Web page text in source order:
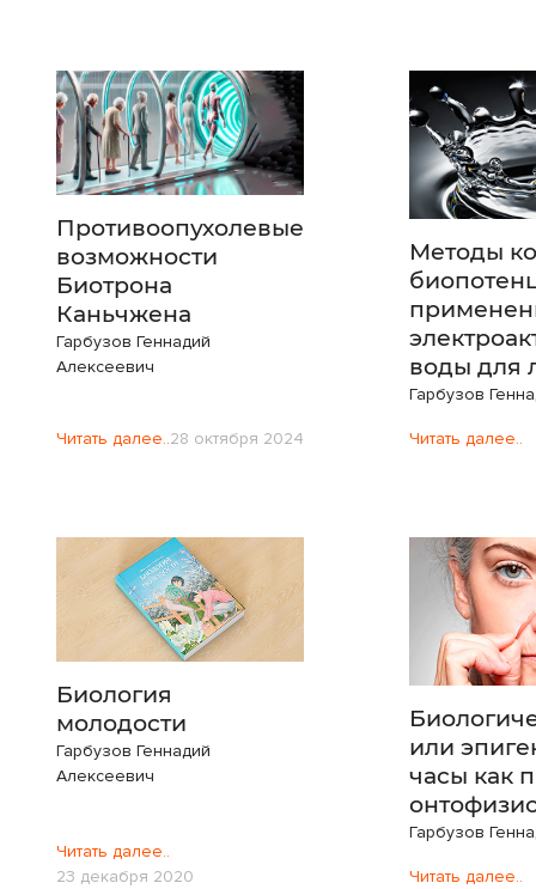
Противоопухолевые
возможности
Биотрона
Каньчжена
Гарбузов Геннадий
Алексеевич
Читать далее..28 октября 2024
Методы
воды для
Гарбузов
Читать далее..
Биология
молодости
Гарбузов Геннадий
Алексеевич
Читать далее..
23 декабря 2020
или
часы как
Гарбузов
Читать далее..